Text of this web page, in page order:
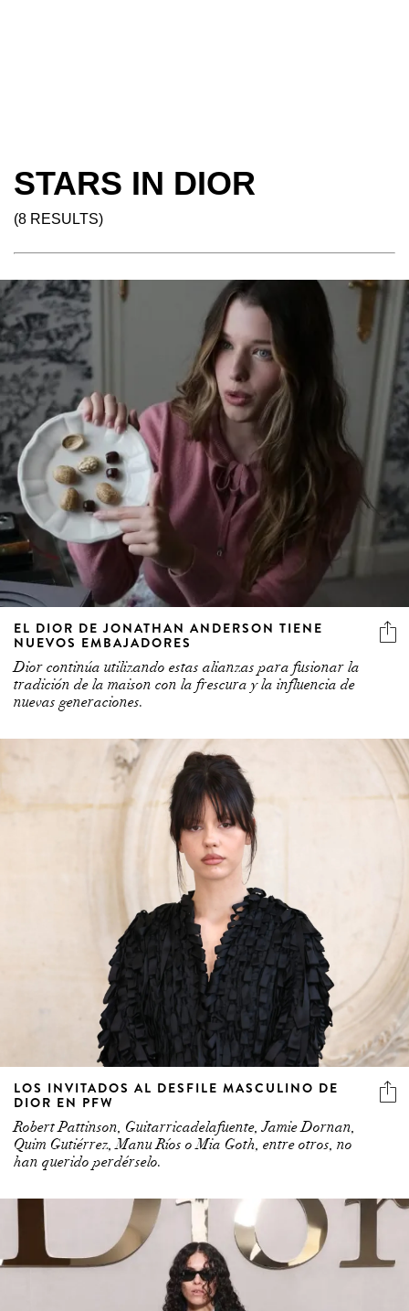
STARS IN DIOR
(8 RESULTS)
EL DIOR DE JONATHAN ANDERSON TIENE
NUEVOS EMBAJADORES
Dior continúa utilizando estas alianzas para fusionar la
tradición de la maison con la frescura y la influencia de
nuevas generaciones.
LOS INVITADOS AL DESFILE MASCULINO DE
DIOR EN PFW
Robert Pattinson, Guitarricadelafuente, Jamie Dornan,
Quim Gutiérrez, Manu Ríos o Mia Goth, entre otros, no
han querido perdérselo.